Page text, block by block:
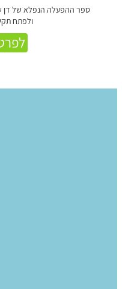
ספר ההפעלה הנפלא של דן
ולפתח